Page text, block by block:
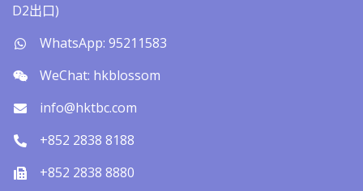
D2出口)
WhatsApp: 95211583
WeChat: hkblossom
info@hktbc.com
+852 2838 8188
+852 2838 8880